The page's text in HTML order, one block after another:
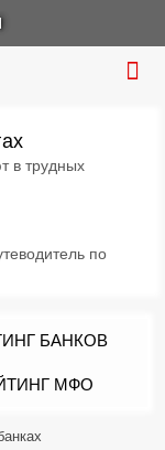
в трудных
по
БАНКОВ
МФО